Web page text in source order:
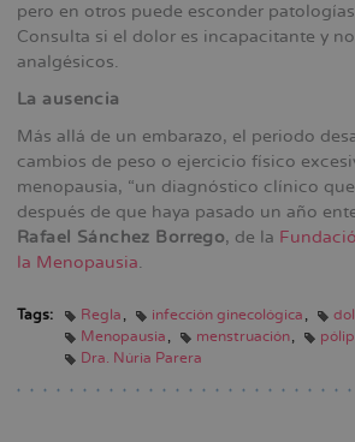
pero en otros puede esconder
Consulta si el dolor es incapacitante y
analgésicos.
La ausencia
Más allá de un embarazo, el periodo
cambios de peso o ejercicio físico
menopausia, “un diagnóstico clínico
después de que haya pasado un año
Rafael Sánchez Borrego, de la
la Menopausia.
Tags: Regla infección ginecológica
Menopausia
menstruación
Dra. Núria Parera